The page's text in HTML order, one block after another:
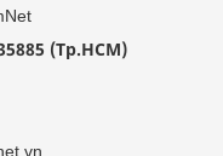
(Tp.HCM)